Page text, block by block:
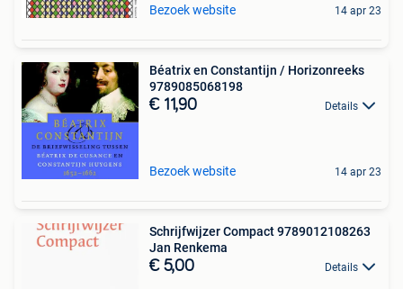
Bezoek website 14 apr 23
Béatrix en Constantijn / Horizonreeks
9789085068198
€ 11,90 Details
Bezoek website 14 apr 23
Schrijfwijzer Compact 9789012108263
Jan Renkema
€ 5,00 Details